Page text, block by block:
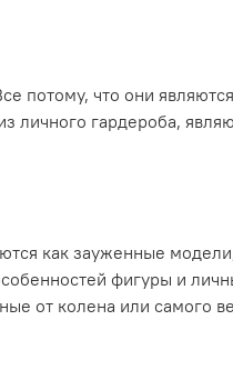
потому, что они
личного гардероба,
как зауженные
фигуры и
от колена или самого